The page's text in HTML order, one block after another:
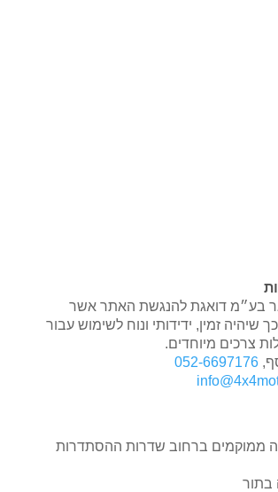
בע״מ דואגת להנגשת האתר אשר
שיהיה זמין, ידידותי ונוח לשימוש עבור
צרכים מיוחדים.
052-6697176
ממוקמים ברחוב שדרות ההסתדרות
בתור